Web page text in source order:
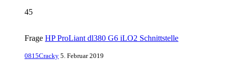
45
Frage HP ProLiant dl380 G6 iLO2 Schnittstelle
0815Cracky 5. Februar 2019